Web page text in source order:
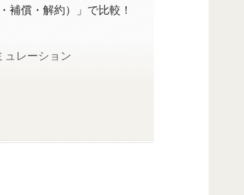
補償・解約）」で比較！
ュレーション